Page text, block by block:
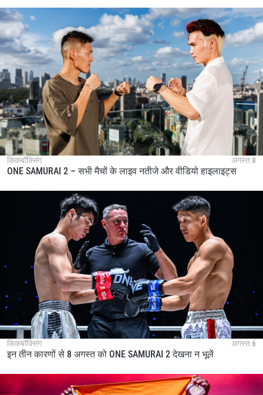
किकबॉक्सिंग अगस्त 8
ONE SAMURAI 2 – सभी मैचों के लाइव नतीजे और वीडियो हाइलाइट्स
किकबॉक्सिंग अगस्त 6
इन तीन कारणों से 8 अगस्त को ONE SAMURAI 2 देखना न भूलें